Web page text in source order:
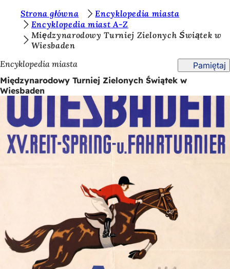
Przejdź do treści
t
e
ś
Strona główna
Encyklopedia miasta
Encyklopedia miast A-Z
Międzynarodowy Turniej Zielonych Świątek w
Wiesbaden
Encyklopedia miasta
Pamiętaj
Międzynarodowy Turniej Zielonych Świątek w
Wiesbaden